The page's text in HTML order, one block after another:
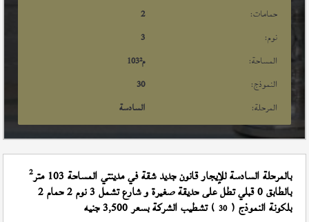
حمامات:
2
نوم:
3
المساحة:
103م²
النموذج:
30
المرحلة:
السادسة
بالمرحلة السادسة للإيجار قانون جديد شقة في مدينتي المساحة 103 متر 2
بالطابق 0 قبلي تطل على حديقة صغيرة و شارع تشمل 3 نوم 2 حمام 2
بلكونة النموذج (30 ) تشطيب الشركة بسعر 3,500 جنيه